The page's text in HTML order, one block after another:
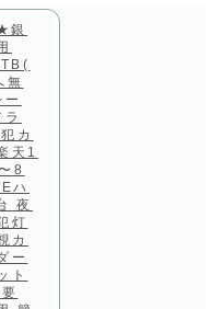
銀
無
カ
天1
8
ハ
夜
灯
カ
ー
ト